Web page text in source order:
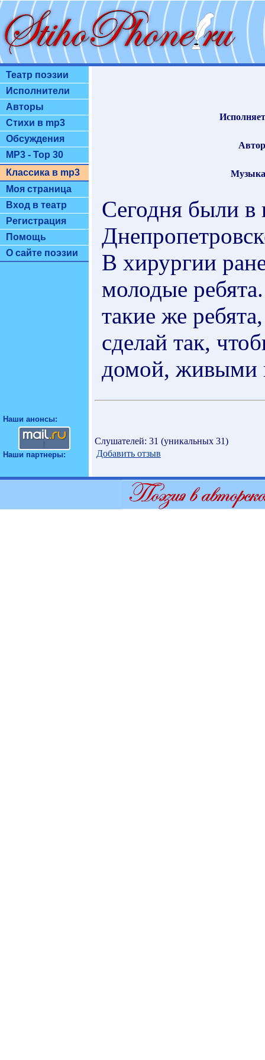
Театр поэзии
Исполнители
Авторы
Стихи в mp3
Обсуждения
MP3 - Top 30
Классика в mp3
Моя страница
Вход в театр
Регистрация
Помощь
О сайте поэзии
Наши анонсы:
Наши партнеры:
Сегодня были в
В хирургии
молодые
такие же
сделай так,
домой, живыми
Слушателей: 31 (уникальных 31)
Добавить отзыв